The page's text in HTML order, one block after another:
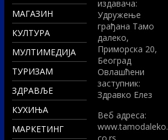
МАГАЗИН
КУЛТУРА
МУЛТИМЕДИЈА
ТУРИЗАМ
ЗДРАВЉЕ
КУХИЊА
МАРКЕТИНГ
издавача:
Удружење
грађана Тамо
далеко,
Приморска 20,
Београд
Овлашћени
заступник:
Здравко Елез
Вeб адреса:
www.tamodaleko.